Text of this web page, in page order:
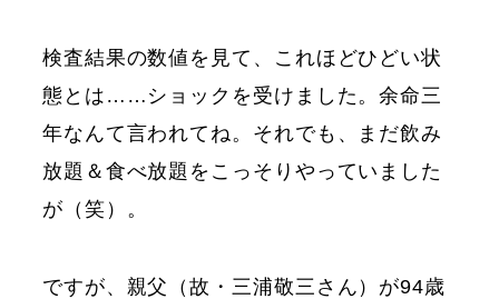
検査結果の数値を見て、これほどひどい状
態とは……ショックを受けました。余命三
年なんて言われてね。それでも、まだ飲み
放題＆食べ放題をこっそりやっていました
が（笑）。
ですが、親父（故・三浦敬三さん）が94歳